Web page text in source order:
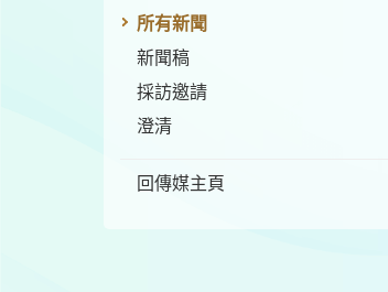
所有新聞
新聞稿
採訪邀請
澄清
回傳媒主頁